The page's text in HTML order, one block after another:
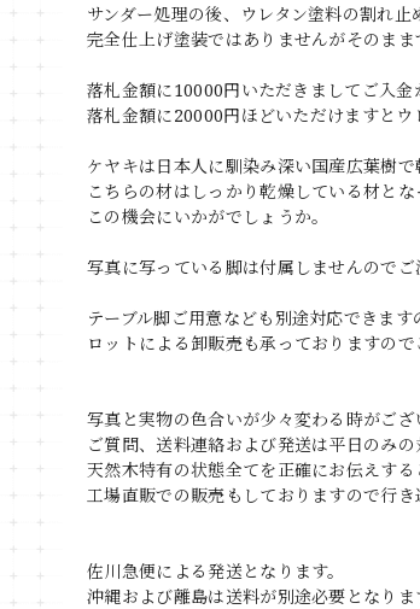
サンダー処理の後、ウレタン塗料の割れ止
完全仕上げ塗装ではありませんがそのまま
落札金額に10000円いただきましてご入
落札金額に20000円ほどいただけますとウ
ケヤキは日本人に馴染み深い国産広葉樹
こちらの材はしっかり乾燥している材と
この機会にいかがでしょうか。
写真に写っている脚は付属しませんのでご
テーブル脚ご用意なども別途対応できます
ロットによる卸販売も承っておりますの
写真と実物の色合いが少々変わる時がござ
ご質問、送料連絡および発送は平日のみ
天然木特有の状態全てを正確にお伝えす
工場直販での販売もしておりますので行
佐川急便による発送となります。
沖縄および離島は送料が別途必要となりま